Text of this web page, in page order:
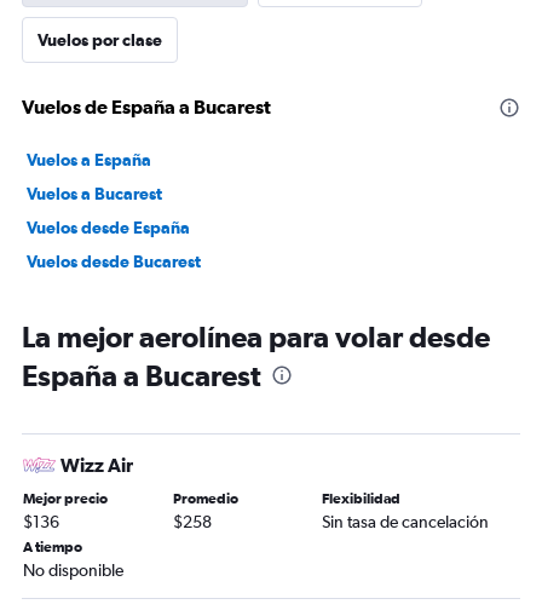
Vuelos por clase
Vuelos de España a Bucarest
Vuelos a España
Vuelos a Bucarest
Vuelos desde España
Vuelos desde Bucarest
La mejor aerolínea para volar desde
España a Bucarest
Wizz Air
Mejor precio
$136
Promedio
$258
Flexibilidad
Sin tasa de cancelación
A tiempo
No disponible